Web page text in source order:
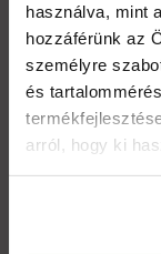
használva, mint
hozzáférünk az
személyre
és
arról, hogy ki
Eladó házak
Eladó lakások
Települések